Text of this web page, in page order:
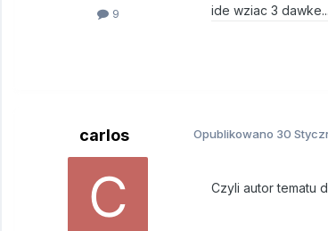
9
ide wziac 3
carlos Opublikowano 30
Czyli autor tematu